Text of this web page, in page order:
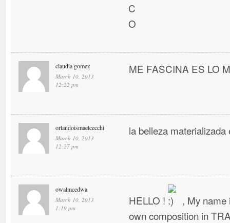
C
O
claudia gomez
March 10, 2013
12:22 pm
ME FASCINA ES LO
orlandoismaelcecchi
March 10, 2013
12:27 pm
la belleza materializada
owalmcedwa
March 10, 2013
1:19 pm
HELLO !
, My name
own composition in